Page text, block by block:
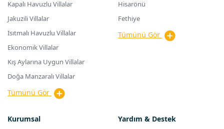
Kapalı Havuzlu Villalar
Jakuzili Villalar
Isıtmalı Havuzlu Villalar
Ekonomik Villalar
Kış Aylarına Uygun Villalar
Doğa Manzaralı Villalar
Tümünü Gör
Hisarönü
Fethiye
Tümünü Gör
Kurumsal Yardım & Destek